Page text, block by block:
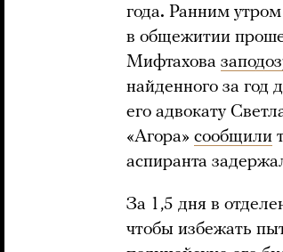
года. Ранним утром
в общежитии
Мифтахова
найденного за год
его адвокату
«Агора» сообщили
аспиранта
За 1,5 дня в
чтобы избежать